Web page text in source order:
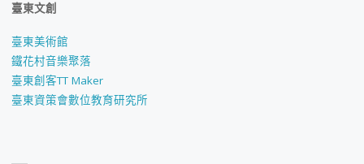
臺東文創
臺東美術館
鐵花村音樂聚落
臺東創客TT Maker
臺東資策會數位教育研究所